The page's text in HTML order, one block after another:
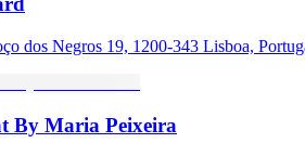
dos Negros 19, 1200-343 Lisboa,
By Maria Peixeira